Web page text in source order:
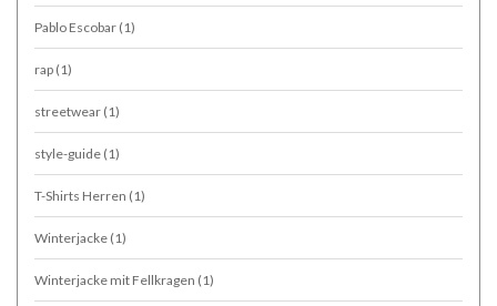
Pablo Escobar (1)
rap (1)
streetwear (1)
style-guide (1)
T-Shirts Herren (1)
Winterjacke (1)
Winterjacke mit Fellkragen (1)